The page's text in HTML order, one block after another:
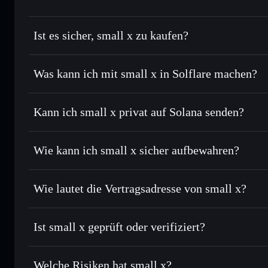
Ist es sicher, small x zu kaufen?
small x nicht verifiziert
Was kann ich mit small x in Solflare machen?
small x
Solflare-Wallet
Sofort tauschen – handle X gegen SOL, USDC oder
Durchschnittskosteneffekt nutzen– Schritt für Schritt per
Privat senden– übertrage X, ohne Wallets öffentlich zu
Aggregators
Kann ich small x privat auf Solana senden?
Privacy
Wie kann ich small x sicher aufbewahren?
small x nicht
Privacy Aggregator
Wie lautet die Vertragsadresse von small x?
small x
Wallet
X
Ist small x geprüft oder verifiziert?
small x derzeit nicht
Welche Risiken hat small x?